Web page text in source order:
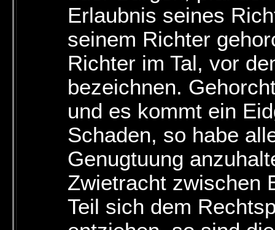
Erlaubnis seines
seinem Richter
Richter im Tal, vor
bezeichnen.
und es kommt ein
Schaden, so habe
Genugtuung
Zwietracht zwischen
Teil sich dem